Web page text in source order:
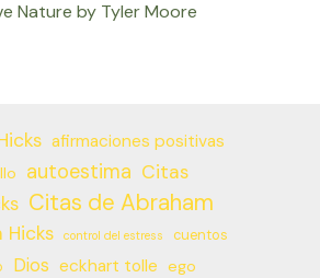
Nature by Tyler Moore
afirmaciones positivas
autoestima Citas
Citas de Abraham
Hicks control del estress cuentos
Dios eckhart tolle ego